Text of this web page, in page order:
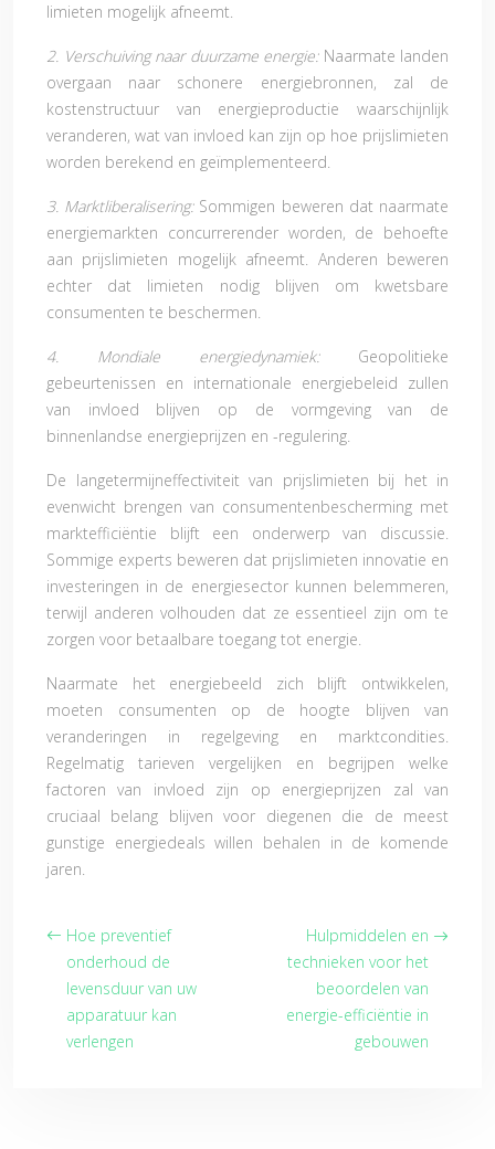
limieten mogelijk afneemt.
2. Verschuiving naar duurzame energie: Naarmate landen
overgaan naar schonere energiebronnen, zal de
kostenstructuur van energieproductie waarschijnlijk
veranderen, wat van invloed kan zijn op hoe prijslimieten
worden berekend en geïmplementeerd.
3. Marktliberalisering: Sommigen beweren dat naarmate
energiemarkten concurrerender worden, de behoefte
aan prijslimieten mogelijk afneemt. Anderen beweren
echter dat limieten nodig blijven om kwetsbare
consumenten te beschermen.
4. Mondiale energiedynamiek: Geopolitieke
gebeurtenissen en internationale energiebeleid zullen
van invloed blijven op de vormgeving van de
binnenlandse energieprijzen en -regulering.
De langetermijneffectiviteit van prijslimieten bij het in
evenwicht brengen van consumentenbescherming met
marktefficiëntie blijft een onderwerp van discussie.
Sommige experts beweren dat prijslimieten innovatie en
investeringen in de energiesector kunnen belemmeren,
terwijl anderen volhouden dat ze essentieel zijn om te
zorgen voor betaalbare toegang tot energie.
Naarmate het energiebeeld zich blijft ontwikkelen,
moeten consumenten op de hoogte blijven van
veranderingen in regelgeving en marktcondities.
Regelmatig tarieven vergelijken en begrijpen welke
factoren van invloed zijn op energieprijzen zal van
cruciaal belang blijven voor diegenen die de meest
gunstige energiedeals willen behalen in de komende
jaren.
Hoe preventief
onderhoud de
levensduur van uw
apparatuur kan
verlengen
Hulpmiddelen en
technieken voor het
beoordelen van
energie-efficiëntie in
gebouwen